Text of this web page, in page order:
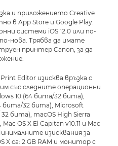
и приложението Creative
в App Store и Google Play.
системи iOS 12.0 или по-
нова. Трябва да имате
принтер Canon, за да
Editor изисква връзка с
със следните операционни
10 (64 бита/32 бита),
бита/32 бита), Microsoft
бита), macOS High Sierra
Mac OS X El Capitan v10.11 и Mac
изисквания за
X са: 2 GB RAM и монитор с